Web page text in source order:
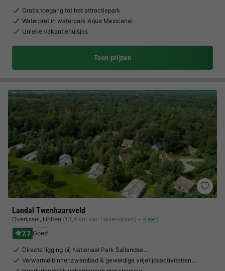
Gratis toegang tot het attractiepark
Waterpret in waterpark Aqua Mexicana!
Unieke vakantiehuisjes
Toon prijzen
Landal Twenhaarsveld
Overijssel, Holten (13,9 km van Hellendoorn) Kaart
7.7 Goed
Directe ligging bij Nationaal Park Sallandse…
Verwarmd binnenzwembad & geweldige vrijetijdsactiviteiten…